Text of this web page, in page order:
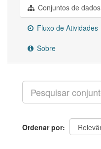
Conjuntos de dados
Fluxo de Atividades
Sobre
Ordenar por